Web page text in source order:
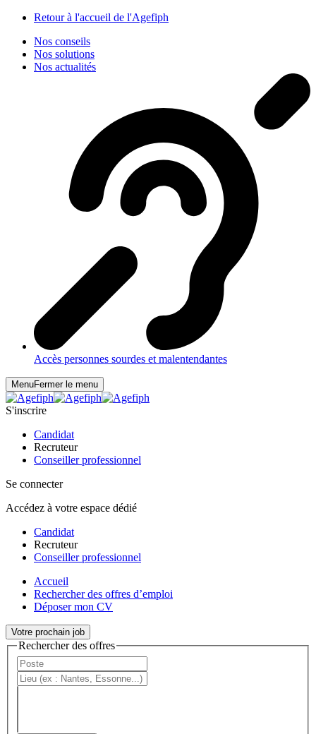
Retour à l'accueil de l'Agefiph
Nos conseils
Nos solutions
Nos actualités
Accès personnes sourdes et malentendantes
MenuFermer le menu
S'inscrire
Candidat
Recruteur
Conseiller professionnel
Se connecter
Accédez à votre espace dédié
Candidat
Recruteur
Conseiller professionnel
Accueil
Rechercher des offres d’emploi
Déposer mon CV
Votre prochain job
Rechercher des offres